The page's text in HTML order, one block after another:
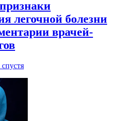
легочной болезни
врачей-
спустя